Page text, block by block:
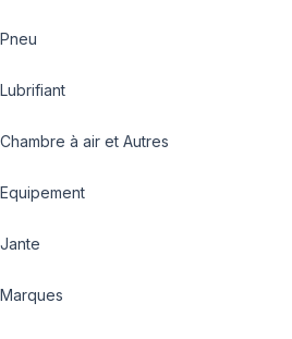
Pneu
Lubrifiant
Chambre à air et Autres
Equipement
Jante
Marques